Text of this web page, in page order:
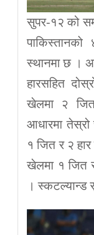
सुपर-१२ को
स्थानमा छ ।
हारसहित
खेलमा २
आधारमा तेस्रो
१ जित र २
खेलमा १ जित
। स्कटल्यान्ड